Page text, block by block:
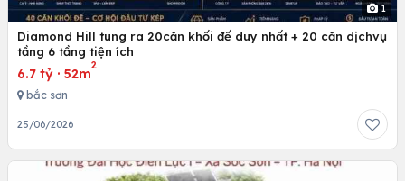
1
Diamond Hill tung ra 20căn khối đế duy nhất + 20 căn dịchvụ
tầng 6 tầng tiện ích
6.7 tỷ · 52m
2
bắc sơn
25/06/2026